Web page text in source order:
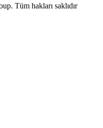
Tüm hakları saklıdır